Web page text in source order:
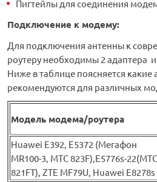
Пигтейлы для соединения
Подключение к модему:
Для подключения антенны к
роутеру необходимы 2 адаптера
Ниже в таблице поясняется какие
рекомендуются для различных
Модель модема/роутера
Huawei Е392, E5372 (Мегафон
MR100-3, МТС 823F),E5776s-22(МТС
821FT), ZTE MF79U, Huawei E8278s